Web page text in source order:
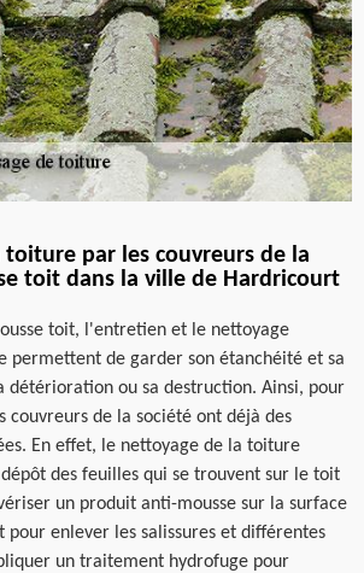
toiture par les couvreurs de la
toit dans la ville de Hardricourt
toit, l'entretien et le nettoyage
permettent de garder son étanchéité et sa
détérioration ou sa destruction. Ainsi, pour
couvreurs de la société ont déjà des
En effet, le nettoyage de la toiture
des feuilles qui se trouvent sur le toit
un produit anti-mousse sur la surface
enlever les salissures et différentes
un traitement hydrofuge pour